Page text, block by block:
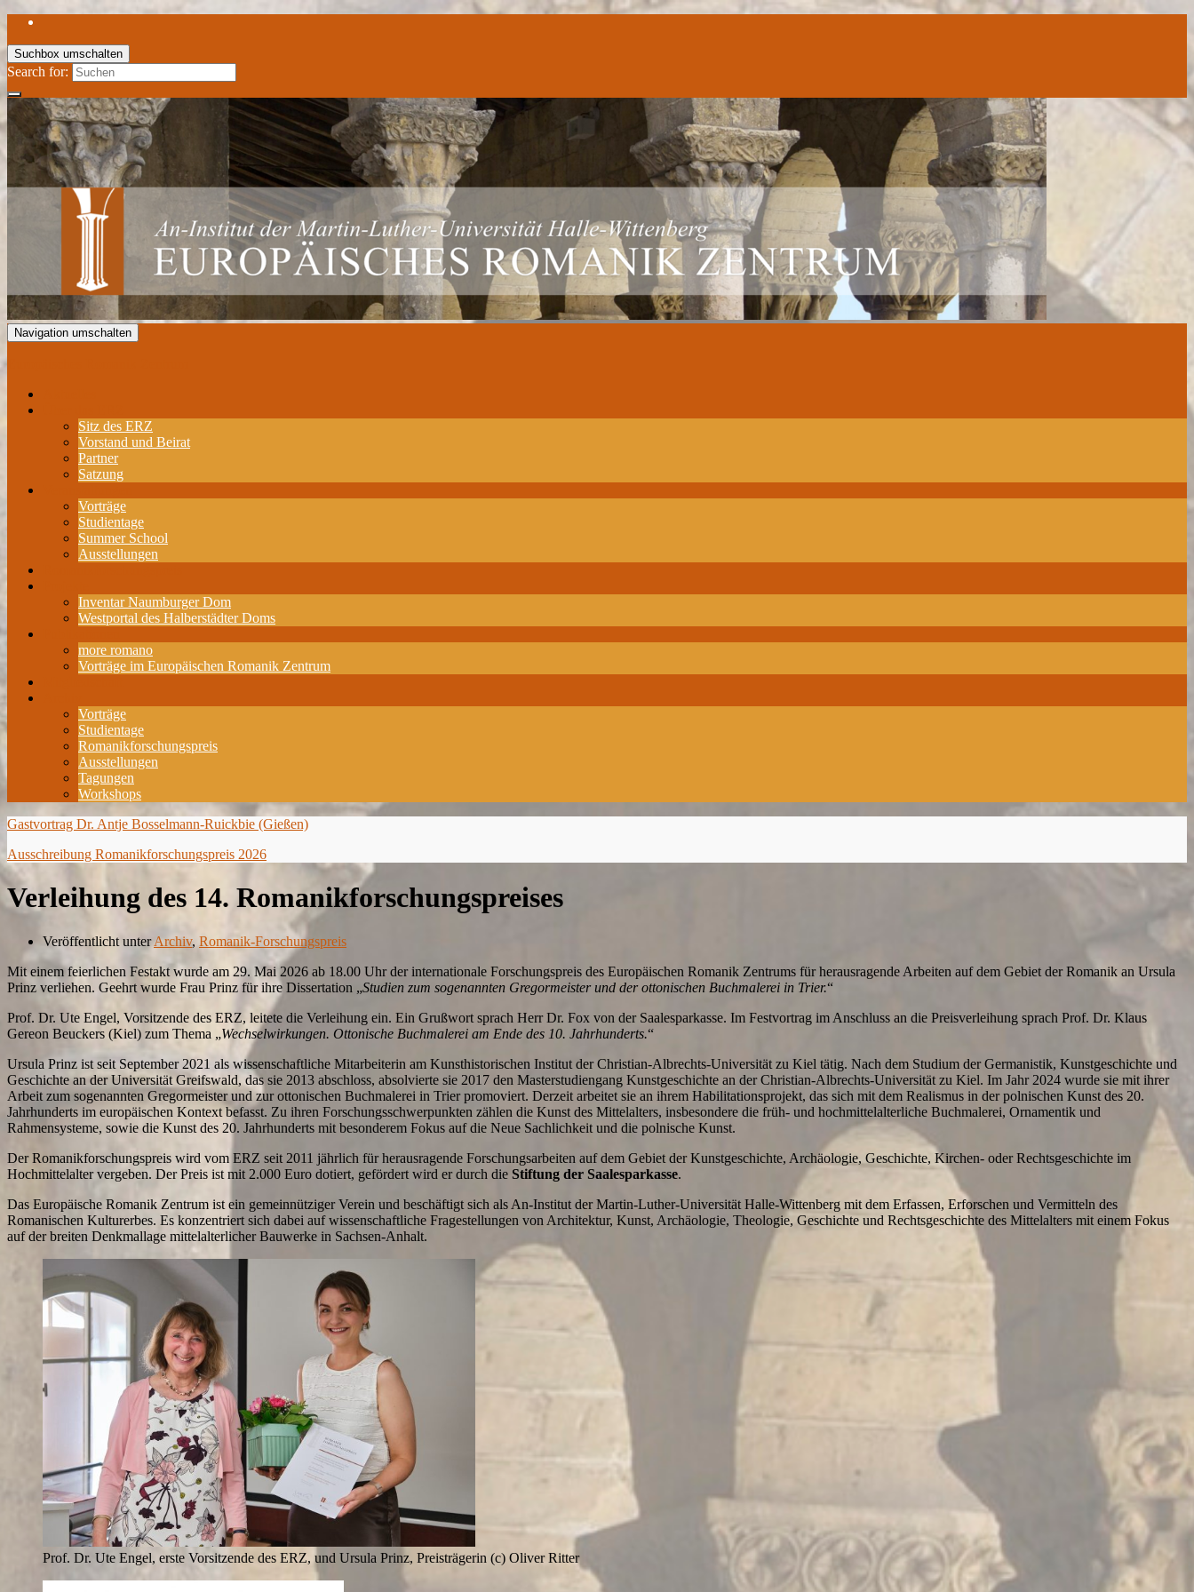
Suchbox umschalten
Search for:
Navigation umschalten
Sitz des ERZ
Vorstand und Beirat
Partner
Satzung
Vorträge
Studientage
Summer School
Ausstellungen
Inventar Naumburger Dom
Westportal des Halberstädter Doms
more romano
Vorträge im Europäischen Romanik Zentrum
Vorträge
Studientage
Romanikforschungspreis
Ausstellungen
Tagungen
Workshops
Gastvortrag Dr. Antje Bosselmann-Ruickbie (Gießen)
Ausschreibung Romanikforschungspreis 2026
Verleihung des 14. Romanikforschungspreises
Veröffentlicht unterArchiv, Romanik-Forschungspreis
Mit einem feierlichen Festakt wurde am 29. Mai 2026 ab 18.00 Uhr der internationale Forschungspreis des Europäischen Romanik Zentrums für herausragende Arbeiten auf dem Gebiet der Romanik an Ursula
Prinz verliehen. Geehrt wurde Frau Prinz für ihre Dissertation „Studien zum sogenannten Gregormeister und der ottonischen Buchmalerei in Trier.“
Prof. Dr. Ute Engel, Vorsitzende des ERZ, leitete die Verleihung ein. Ein Grußwort sprach Herr Dr. Fox von der Saalesparkasse. Im Festvortrag im Anschluss an die Preisverleihung sprach Prof. Dr. Klaus
Gereon Beuckers (Kiel) zum Thema „Wechselwirkungen. Ottonische Buchmalerei am Ende des 10. Jahrhunderts.“
Ursula Prinz ist seit September 2021 als wissenschaftliche Mitarbeiterin am Kunsthistorischen Institut der Christian-Albrechts-Universität zu Kiel tätig. Nach dem Studium der Germanistik, Kunstgeschichte und
Geschichte an der Universität Greifswald, das sie 2013 abschloss, absolvierte sie 2017 den Masterstudiengang Kunstgeschichte an der Christian-Albrechts-Universität zu Kiel. Im Jahr 2024 wurde sie mit ihrer
Arbeit zum sogenannten Gregormeister und zur ottonischen Buchmalerei in Trier promoviert. Derzeit arbeitet sie an ihrem Habilitationsprojekt, das sich mit dem Realismus in der polnischen Kunst des 20.
Jahrhunderts im europäischen Kontext befasst. Zu ihren Forschungsschwerpunkten zählen die Kunst des Mittelalters, insbesondere die früh- und hochmittelalterliche Buchmalerei, Ornamentik und
Rahmensysteme, sowie die Kunst des 20. Jahrhunderts mit besonderem Fokus auf die Neue Sachlichkeit und die polnische Kunst.
Der Romanikforschungspreis wird vom ERZ seit 2011 jährlich für herausragende Forschungsarbeiten auf dem Gebiet der Kunstgeschichte, Archäologie, Geschichte, Kirchen- oder Rechtsgeschichte im
Hochmittelalter vergeben. Der Preis ist mit 2.000 Euro dotiert, gefördert wird er durch die Stiftung der Saalesparkasse.
Das Europäische Romanik Zentrum ist ein gemeinnütziger Verein und beschäftigt sich als An-Institut der Martin-Luther-Universität Halle-Wittenberg mit dem Erfassen, Erforschen und Vermitteln des
Romanischen Kulturerbes. Es konzentriert sich dabei auf wissenschaftliche Fragestellungen von Architektur, Kunst, Archäologie, Theologie, Geschichte und Rechtsgeschichte des Mittelalters mit einem Fokus
auf der breiten Denkmallage mittelalterlicher Bauwerke in Sachsen-Anhalt.
Prof. Dr. Ute Engel, erste Vorsitzende des ERZ, und Ursula Prinz, Preisträgerin (c) Oliver Ritter